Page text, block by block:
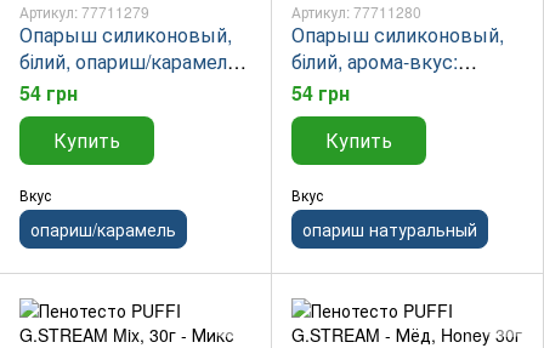
Артикул: 77711279
Опарыш силиконовый,
білий, опариш/карамель,
Pop-Up, 2,5 г
54 грн
Купить
Вкус
опариш/карамель
Артикул: 77711280
Опарыш силиконовый,
білий, арома-вкус:
опариш натуральный,
Pop-Up, 2,5 г
54 грн
Купить
Вкус
опариш натуральный